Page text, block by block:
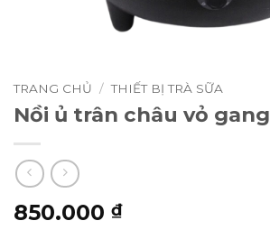
TRANG CHỦ / THIẾT BỊ TRÀ SỮA
Nồi ủ trân châu vỏ gang
850.000 ₫